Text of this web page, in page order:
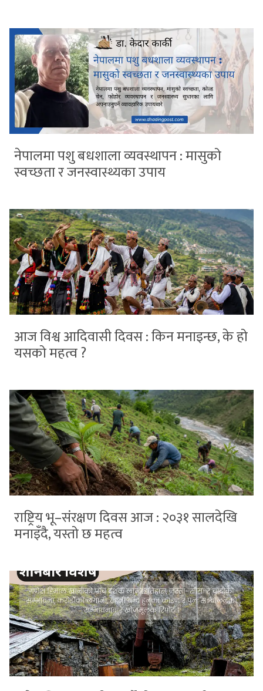
नेपालमा पशु बधशाला व्यवस्थापन : मासुको
स्वच्छता र जनस्वास्थ्यका उपाय
आज विश्व आदिवासी दिवस : किन मनाइन्छ, के हो
यसको महत्व ?
राष्ट्रिय भू–संरक्षण दिवस आज : २०३१ सालदेखि
मनाइँदै, यस्तो छ महत्व